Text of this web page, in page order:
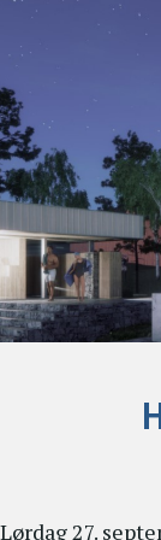
Lørdag 27.